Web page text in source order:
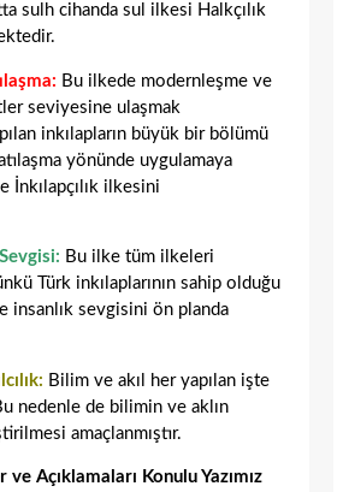
sulh cihanda sul ilkesi Halkçılık
Bu ilkede modernleşme ve
seviyesine ulaşmak
inkılapların büyük bir bölümü
yönünde uygulamaya
İnkılapçılık ilkesini
Bu ilke tüm ilkeleri
Türk inkılaplarının sahip olduğu
insanlık sevgisini ön planda
Bilim ve akıl her yapılan işte
nedenle de bilimin ve aklın
amaçlanmıştır.
Açıklamaları Konulu Yazımız